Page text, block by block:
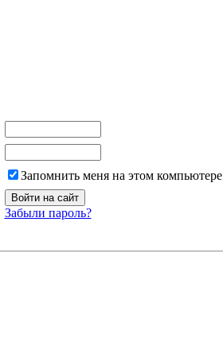
Запомнить меня на этом компьютере
Забыли пароль?